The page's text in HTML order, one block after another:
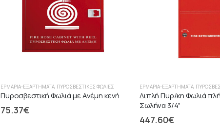
ΕΡΜΆΡΙΑ-ΕΞΑΡΤΉΜΑΤΑ ΠΥΡΟΣΒΕΣΤΙΚΈΣ ΦΩΛΙΈΣ
Πυροσβεστική Φωλιά με Ανέμη κενή
75.37€
ΕΡΜΆΡΙΑ-ΕΞΑΡΤΉΜΑΤΑ
Διπλή Πυρ/κη Φωλιά
Σωλήνα 3/4"
447.60€